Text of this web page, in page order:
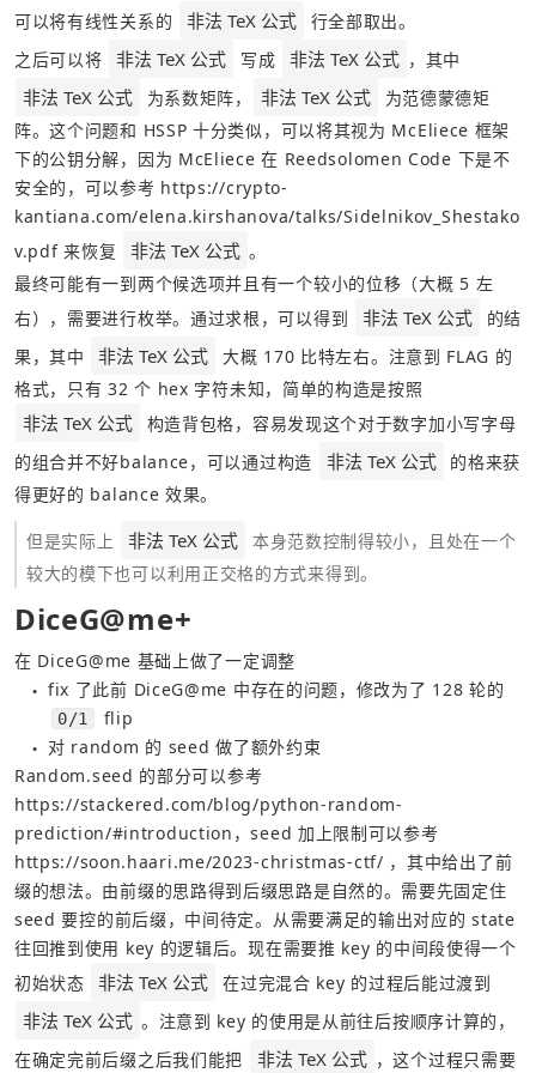
可以将有线性关系的
非法 TeX 公式
行全部取出。
之后可以将
非法 TeX 公式 写成 非法 TeX 公式 ，其中
非法 TeX 公式 为系数矩阵， 非法 TeX 公式
为范德蒙德矩
阵。这个问题和 HSSP 十分类似，可以将其视为 McEliece 框架
下的公钥分解，因为 McEliece 在 Reedsolomen Code 下是不
安全的，可以参考 https://crypto-
kantiana.com/elena.kirshanova/talks/Sidelnikov_Shestako
v.pdf 来恢复 非法 TeX 公式 。
最终可能有一到两个候选项并且有一个较小的位移（大概 5 左
右），需要进行枚举。通过求根，可以得到
非法 TeX 公式
的结
果，其中
非法 TeX 公式
大概 170 比特左右。注意到 FLAG 的
格式，只有 32 个 hex 字符未知，简单的构造是按照
非法 TeX 公式
构造背包格，容易发现这个对于数字加小写字母
的组合并不好balance，可以通过构造
非法 TeX 公式
的格来获
得更好的 balance 效果。
但是实际上 非法 TeX 公式
本身范数控制得较小，且处在一个
较大的模下也可以利用正交格的方式来得到。
DiceG@me+
在 DiceG@me 基础上做了一定调整
● fix 了此前 DiceG@me 中存在的问题，修改为了 128 轮的
0/1 flip
●
对 random 的 seed 做了额外约束
Random.seed 的部分可以参考
https://stackered.com/blog/python-random-
prediction/#introduction，seed 加上限制可以参考
https://soon.haari.me/2023-christmas-ctf/ ，其中给出了前
缀的想法。由前缀的思路得到后缀思路是自然的。需要先固定住
seed 要控的前后缀，中间待定。从需要满足的输出对应的 state
往回推到使用 key 的逻辑后。现在需要推 key 的中间段使得一个
初始状态
非法 TeX 公式 在过完混合 key 的过程后能过渡到
非法 TeX 公式 。注意到 key 的使用是从前往后按顺序计算的，
在确定完前后缀之后我们能把
非法 TeX 公式 ，这个过程只需要